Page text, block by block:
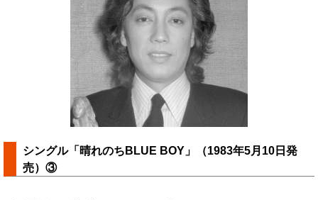
シングル「晴れのちBLUE BOY」（1983年5月10日発
売）③